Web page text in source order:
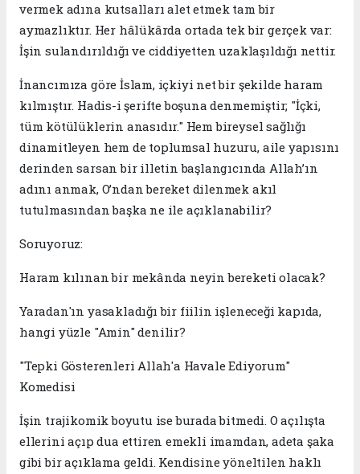
vermek adına kutsalları alet etmek tam bir
aymazlıktır. Her hâlükârda ortada tek bir gerçek var:
İşin sulandırıldığı ve ciddiyetten uzaklaşıldığı nettir.
​İnancımıza göre İslam, içkiyi net bir şekilde haram
kılmıştır. Hadis-i şerifte boşuna denmemiştir; "İçki,
tüm kötülüklerin anasıdır." Hem bireysel sağlığı
dinamitleyen hem de toplumsal huzuru, aile yapısını
derinden sarsan bir illetin başlangıcında Allah’ın
adını anmak, O’ndan bereket dilenmek akıl
tutulmasından başka ne ile açıklanabilir?
​Soruyoruz:
​Haram kılınan bir mekânda neyin bereketi olacak?
​Yaradan'ın yasakladığı bir fiilin işleneceği kapıda,
hangi yüzle "Amin" denilir?
​"Tepki Gösterenleri Allah'a Havale Ediyorum"
Komedisi
​İşin trajikomik boyutu ise burada bitmedi. O açılışta
ellerini açıp dua ettiren emekli imamdan, adeta şaka
gibi bir açıklama geldi. Kendisine yöneltilen haklı